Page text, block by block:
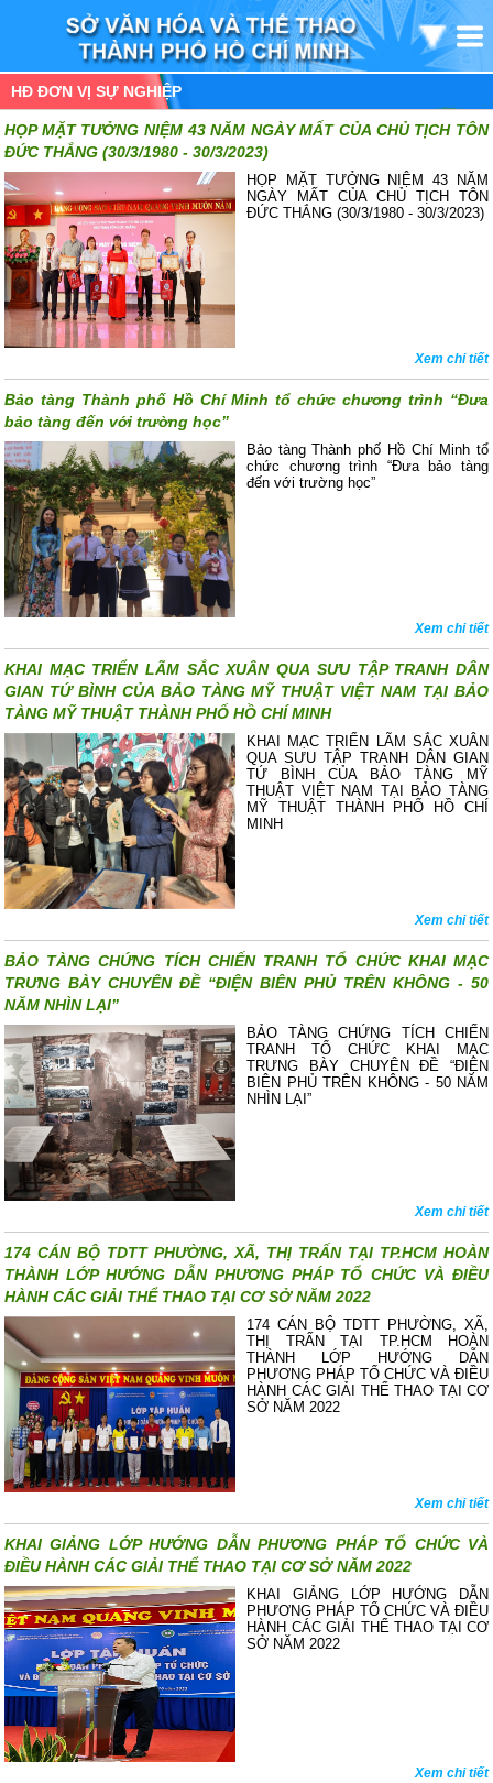
HĐ ĐƠN VỊ SỰ NGHIỆP
HỌP MẶT TƯỞNG NIỆM 43 NĂM NGÀY MẤT CỦA CHỦ TỊCH TÔN
ĐỨC THẮNG (30/3/1980 - 30/3/2023)
HỌP MẶT TƯỞNG NIỆM 43 NĂM
NGÀY MẤT CỦA CHỦ TỊCH TÔN
ĐỨC THẮNG (30/3/1980 - 30/3/2023)
Xem chi tiết
Bảo tàng Thành phố Hồ Chí Minh tổ chức chương trình “Đưa
bảo tàng đến với trường học”
Bảo tàng Thành phố Hồ Chí Minh tổ
chức chương trình “Đưa bảo tàng
đến với trường học”
Xem chi tiết
KHAI MẠC TRIỂN LÃM SẮC XUÂN QUA SƯU TẬP TRANH DÂN
GIAN TỨ BÌNH CỦA BẢO TÀNG MỸ THUẬT VIỆT NAM TẠI BẢO
TÀNG MỸ THUẬT THÀNH PHỐ HỒ CHÍ MINH
KHAI MẠC TRIỂN LÃM SẮC XUÂN
QUA SƯU TẬP TRANH DÂN GIAN
TỨ BÌNH CỦA BẢO TÀNG MỸ
THUẬT VIỆT NAM TẠI BẢO TÀNG
MỸ THUẬT THÀNH PHỐ HỒ CHÍ
MINH
Xem chi tiết
BẢO TÀNG CHỨNG TÍCH CHIẾN TRANH TỔ CHỨC KHAI MẠC
TRƯNG BÀY CHUYÊN ĐỀ “ĐIỆN BIÊN PHỦ TRÊN KHÔNG - 50
NĂM NHÌN LẠI”
BẢO TÀNG CHỨNG TÍCH CHIẾN
TRANH TỔ CHỨC KHAI MẠC
TRƯNG BÀY CHUYÊN ĐỀ “ĐIỆN
BIÊN PHỦ TRÊN KHÔNG - 50 NĂM
NHÌN LẠI”
Xem chi tiết
174 CÁN BỘ TDTT PHƯỜNG, XÃ, THỊ TRẤN TẠI TP.HCM HOÀN
THÀNH LỚP HƯỚNG DẪN PHƯƠNG PHÁP TỔ CHỨC VÀ ĐIỀU
HÀNH CÁC GIẢI THỂ THAO TẠI CƠ SỞ NĂM 2022
174 CÁN BỘ TDTT PHƯỜNG, XÃ,
THỊ TRẤN TẠI TP.HCM HOÀN
THÀNH LỚP HƯỚNG DẪN
PHƯƠNG PHÁP TỔ CHỨC VÀ ĐIỀU
HÀNH CÁC GIẢI THỂ THAO TẠI CƠ
SỞ NĂM 2022
Xem chi tiết
KHAI GIẢNG LỚP HƯỚNG DẪN PHƯƠNG PHÁP TỔ CHỨC VÀ
ĐIỀU HÀNH CÁC GIẢI THỂ THAO TẠI CƠ SỞ NĂM 2022
KHAI GIẢNG LỚP HƯỚNG DẪN
PHƯƠNG PHÁP TỔ CHỨC VÀ ĐIỀU
HÀNH CÁC GIẢI THỂ THAO TẠI CƠ
SỞ NĂM 2022
Xem chi tiết